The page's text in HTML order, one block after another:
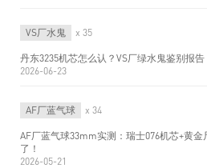
VS厂水鬼 x 35
丹东3235机芯怎么认？VS厂绿水鬼鉴别报
2026-06-23
AF厂蓝气球 x 34
AF厂蓝气球33mm实测：瑞士076机芯+黄
了！
2026-05-21